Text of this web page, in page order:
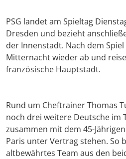
PSG landet am Spieltag
Dresden und bezieht
der Innenstadt. Nach dem
Mitternacht wieder ab und
französische Hauptstadt.
Rund um Cheftrainer Thomas
noch drei weitere Deutsche im
zusammen mit dem 45-
Paris unter Vertrag stehen. So
altbewährtes Team aus den